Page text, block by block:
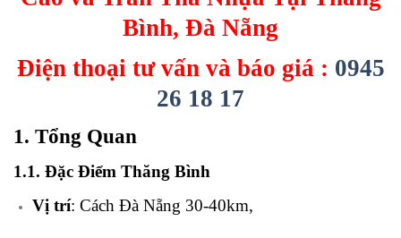
Bình, Đà Nẵng
Điện thoại tư vấn và báo giá : 0945
26 18 17
1. Tổng Quan
1.1. Đặc Điểm Thăng Bình
Vị trí: Cách Đà Nẵng 30-40km,